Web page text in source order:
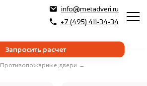
info@metadveri.ru
+7 (495) 411-34-34
Запросить расчет
Противопожарные двери →